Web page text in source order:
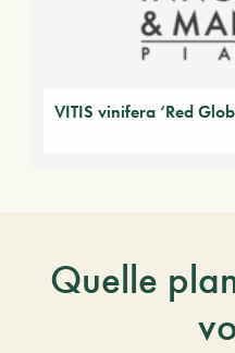
VITIS vinifera ‘Red
Quelle